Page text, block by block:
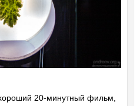
20-минутный фильм,